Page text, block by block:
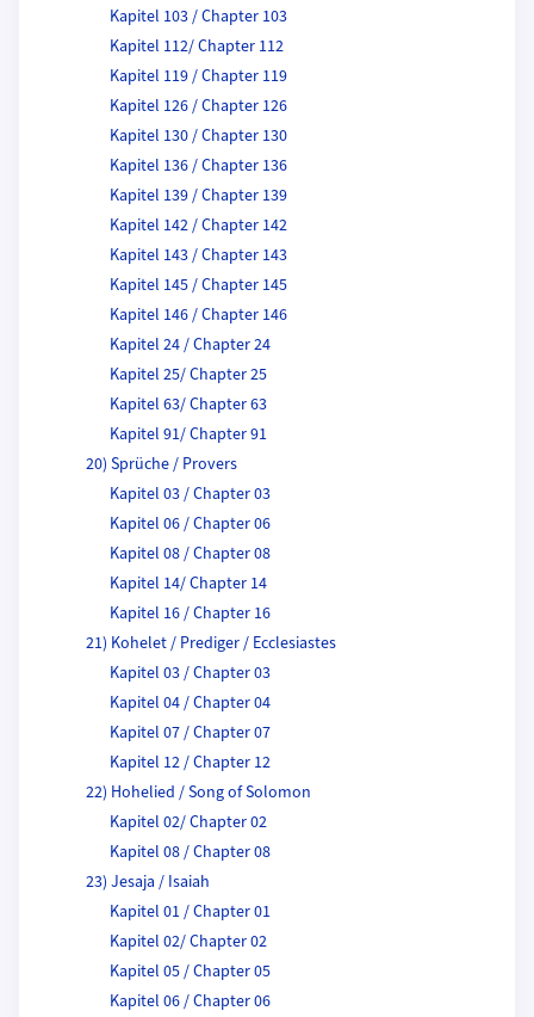
Kapitel 103 / Chapter 103
Kapitel 112/ Chapter 112
Kapitel 119 / Chapter 119
Kapitel 126 / Chapter 126
Kapitel 130 / Chapter 130
Kapitel 136 / Chapter 136
Kapitel 139 / Chapter 139
Kapitel 142 / Chapter 142
Kapitel 143 / Chapter 143
Kapitel 145 / Chapter 145
Kapitel 146 / Chapter 146
Kapitel 24 / Chapter 24
Kapitel 25/ Chapter 25
Kapitel 63/ Chapter 63
Kapitel 91/ Chapter 91
20) Sprüche / Provers
Kapitel 03 / Chapter 03
Kapitel 06 / Chapter 06
Kapitel 08 / Chapter 08
Kapitel 14/ Chapter 14
Kapitel 16 / Chapter 16
21) Kohelet / Prediger / Ecclesiastes
Kapitel 03 / Chapter 03
Kapitel 04 / Chapter 04
Kapitel 07 / Chapter 07
Kapitel 12 / Chapter 12
22) Hohelied / Song of Solomon
Kapitel 02/ Chapter 02
Kapitel 08 / Chapter 08
23) Jesaja / Isaiah
Kapitel 01 / Chapter 01
Kapitel 02/ Chapter 02
Kapitel 05 / Chapter 05
Kapitel 06 / Chapter 06